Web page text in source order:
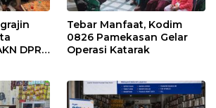
DPR
Tebar Manfaat, Kodim
0826 Pamekasan Gelar
Operasi Katarak